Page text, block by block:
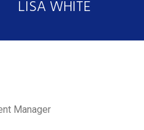
LISA WHITE
Manager